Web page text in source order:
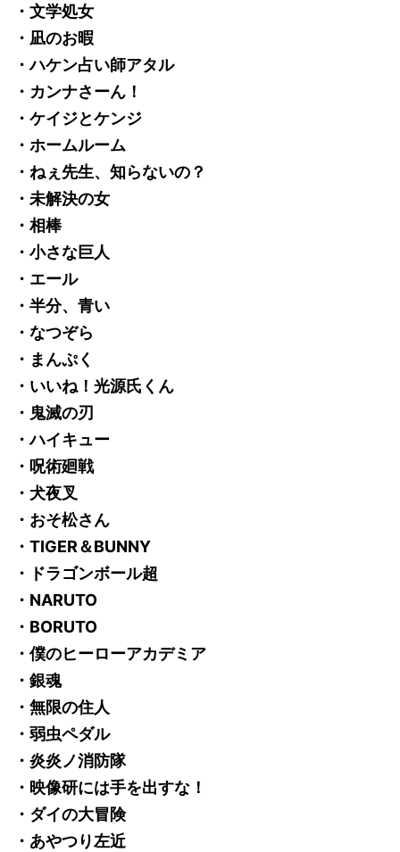
・文学処女
・凪のお暇
・ハケン占い師アタル
・カンナさーん！
・ケイジとケンジ
・ホームルーム
・ねぇ先生、知らないの？
・未解決の女
・相棒
・小さな巨人
・エール
・半分、青い
・なつぞら
・まんぷく
・いいね！光源氏くん
・鬼滅の刃
・ハイキュー
・呪術廻戦
・犬夜叉
・おそ松さん
・TIGER＆BUNNY
・ドラゴンボール超
・NARUTO
・BORUTO
・僕のヒーローアカデミア
・銀魂
・無限の住人
・弱虫ペダル
・炎炎ノ消防隊
・映像研には手を出すな！
・ダイの大冒険
・あやつり左近